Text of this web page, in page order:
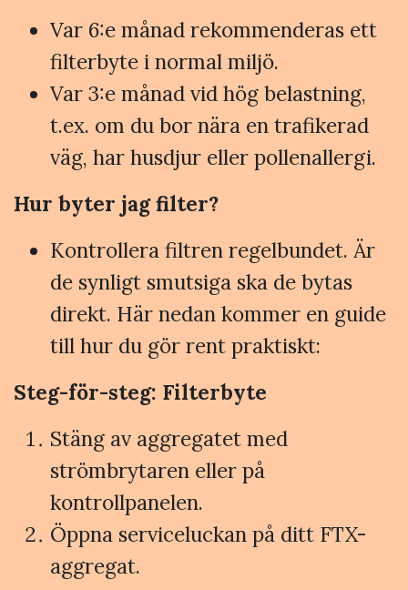
Var 6:e månad rekommenderas ett
filterbyte i normal miljö.
Var 3:e månad vid hög belastning,
t.ex. om du bor nära en trafikerad
väg, har husdjur eller pollenallergi.
Hur byter jag filter?
Kontrollera filtren regelbundet. Är
de synligt smutsiga ska de bytas
direkt. Här nedan kommer en guide
till hur du gör rent praktiskt:
Steg-för-steg: Filterbyte
Stäng av aggregatet med
strömbrytaren eller på
kontrollpanelen.
Öppna serviceluckan på ditt FTX-
aggregat.